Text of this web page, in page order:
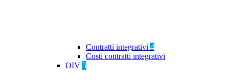
Contratti integrativi 4
Costi contratti integrativi
OIV 5